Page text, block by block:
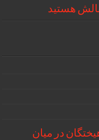
هستید
در میان